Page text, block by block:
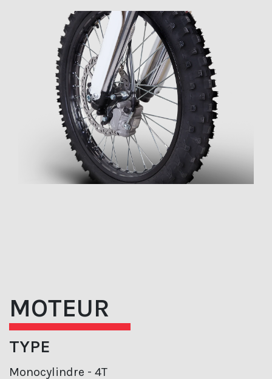
MOTEUR
TYPE
Monocylindre - 4T